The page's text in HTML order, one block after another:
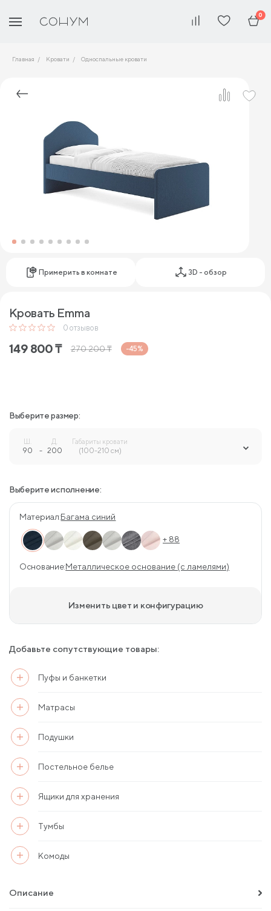
0
Главная Кровати Односпальные кровати
Примерить в комнате 3D - обзор
Кровать Emma
0 отзывов
149 800₸ 270 200₸ -45%
Выберите размер:
Ш.
90 -
Д.
200
Габариты кровати
(100-210 см)
Выберите исполнение:
Материал:Багама синий
+ 88
Основание:Металлическое основание (с ламелями)
Изменить цвет и конфигурацию
Добавьте сопутствующие товары:
Пуфы и банкетки
Матрасы
Подушки
Постельное белье
Ящики для хранения
Тумбы
Комоды
Описание